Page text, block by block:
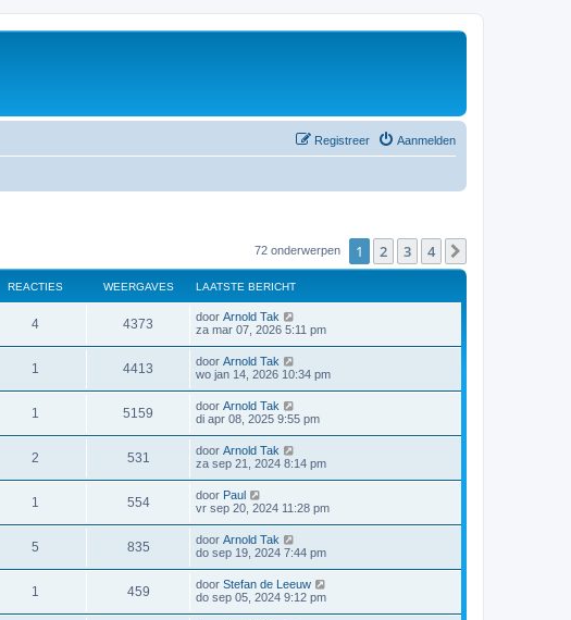
Aanmelden
Registreer
72 onderwerpen 1 2 3 4
REACTIES WEERGAVES LAATSTE BERICHT
4 4373 door Arnold Tak
za mar 07, 2026 5:11 pm
1 4413 door Arnold Tak
wo jan 14, 2026 10:34 pm
1 5159 door Arnold Tak
di apr 08, 2025 9:55 pm
2 531 door Arnold Tak
za sep 21, 2024 8:14 pm
1 554 door Paul
vr sep 20, 2024 11:28 pm
5 835 door Arnold Tak
do sep 19, 2024 7:44 pm
1 459 door Stefan de Leeuw
do sep 05, 2024 9:12 pm